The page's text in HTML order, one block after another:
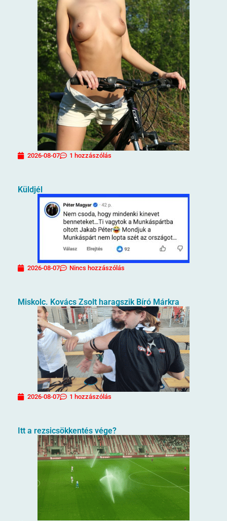
2026-08-07 1 hozzászólás
Küldjél
2026-08-07 Nincs hozzászólás
Miskolc. Kovács Zsolt haragszik Bíró Márkra
2026-08-07 1 hozzászólás
Itt a rezsicsökkentés vége?